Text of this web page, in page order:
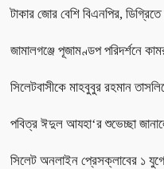
টাকার জোর বেশি বিএনপির, ডিগ্রিতে
জামালগঞ্জে পূজামণ্ডপ পরিদর্শনে
সিলেটবাসীকে মাহবুবুর রহমান
পবিত্র ঈদুল আযহা‘র শুভেচ্ছা
সিলেট অনলাইন প্রেসক্লাবের ১